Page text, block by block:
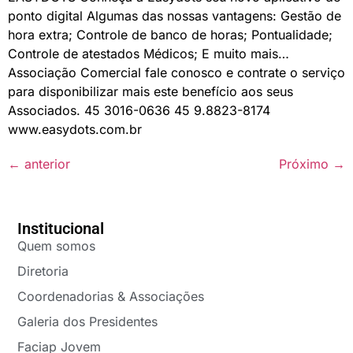
ponto digital Algumas das nossas vantagens: Gestão de
hora extra; Controle de banco de horas; Pontualidade;
Controle de atestados Médicos; E muito mais…
Associação Comercial fale conosco e contrate o serviço
para disponibilizar mais este benefício aos seus
Associados. 45 3016-0636 45 9.8823-8174
www.easydots.com.br
← anterior Próximo →
Institucional
Quem somos
Diretoria
Coordenadorias & Associações
Galeria dos Presidentes
Faciap Jovem